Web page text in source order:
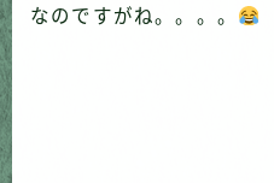
なのですがね。。。。